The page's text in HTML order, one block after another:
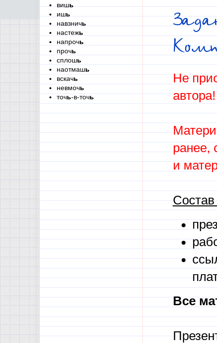
вишь
ишь
навзничь
настежь
напрочь
прочь
сплошь
наотмашь
вскачь
невмочь
точь-в-точь
Не
автора!
ранее,
и
Состав
Все